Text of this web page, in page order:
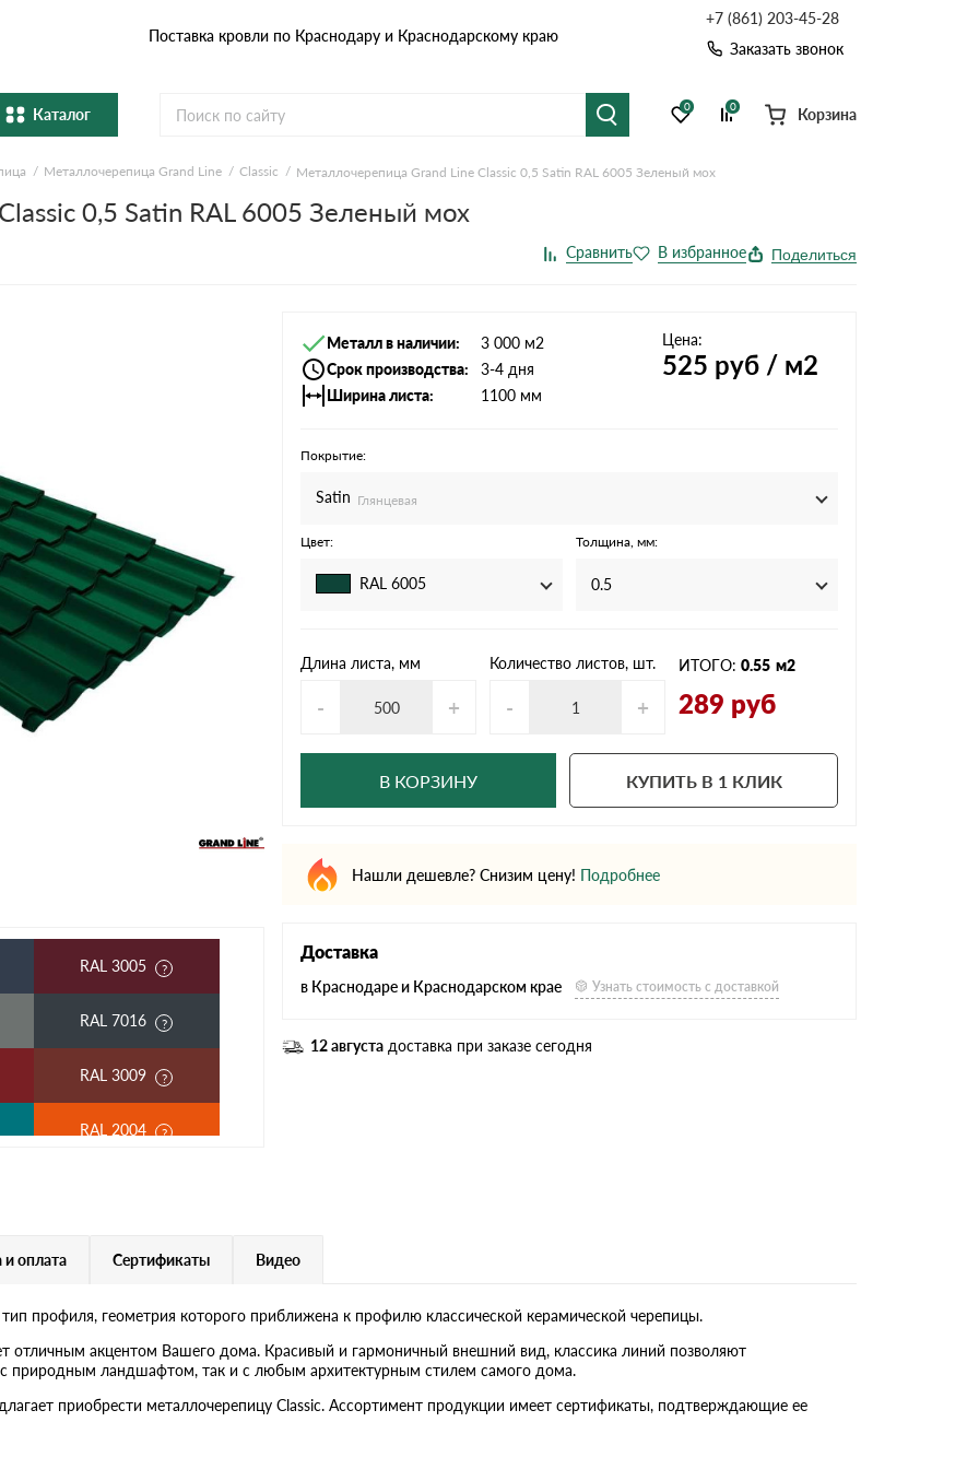
Поставка кровли по Краснодару и Краснодарскому краю
+7 (861) 203-45-28
Заказать звонок
Каталог
Металлочерепица Гибкая черепица
Ондулин Смарт
0 0 Корзина
Металлочерепица Grand Line Classic Металлочерепица Grand Line Classic 0,5 Satin RAL 6005 Зеленый мох
0,5 Satin RAL 6005 Зеленый мох
Поделиться
RAL 3005
RAL 7016
RAL 3009
RAL 2004
RAL 9006
RR 29
Металл в наличии
3 000 м2
Срок производства
3-4 дня
Ширина листа
1100 мм
Цена:
525 руб / м2
Покрытие:
Satin Глянцевая
Цвет:
RAL 6005
Толщина, мм:
0.5
Длина листа, мм
- +
Количество листов, шт.
- +
ИТОГО: 0.55 м2
289 руб
В КОРЗИНУ КУПИТЬ В 1 КЛИК
Нашли дешевле? Снизим цену! Подробнее
Доставка
в Краснодаре и Краснодарском крае Узнать стоимость с доставкой
12 августа доставка при заказе сегодня
и оплата Сертификаты Видео
профиля, геометрия которого приближена к профилю классической керамической черепицы.
отличным акцентом Вашего дома. Красивый и гармоничный внешний вид, классика линий позволяют
с природным ландшафтом, так и с любым архитектурным стилем самого дома.
приобрести металлочерепицу Classic. Ассортимент продукции имеет сертификаты, подтверждающие ее